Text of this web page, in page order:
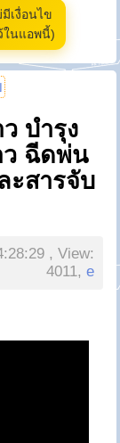
เงื่อนไข
ในแอพนี้)
บำรุง
ว ฉีดพ่น
ะสารจับ
, View:
4011,e